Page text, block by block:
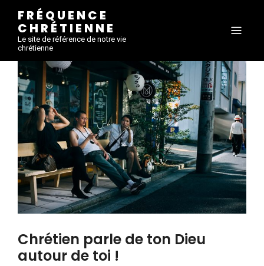
FRÉQUENCE
CHRÉTIENNE
Le site de référence de notre vie
chrétienne
Chrétien parle de ton Dieu
autour de toi !